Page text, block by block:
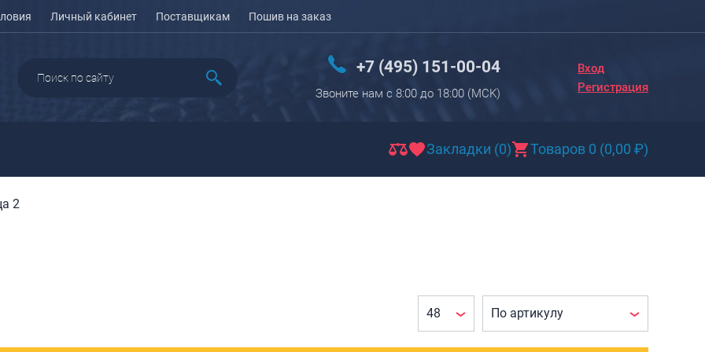
Личный кабинет Поставщикам Пошив на заказ
+7 (495) 151-00-04
Звоните нам с 8:00 до 18:00 (МCK)
Вход
Регистрация
Рюкзаки детские
Закладки (0) Товаров 0 (0,00 ₽)
Новинки
Чемоданы на колесах
чемоданов
Бьюти-кейсы
2